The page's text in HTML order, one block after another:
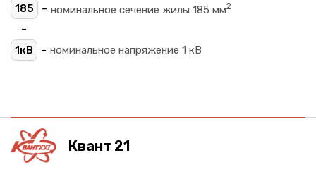
185 - номинальное сечение жилы 185 мм2
-
1кВ - номинальное напряжение 1 кВ
Квант 21